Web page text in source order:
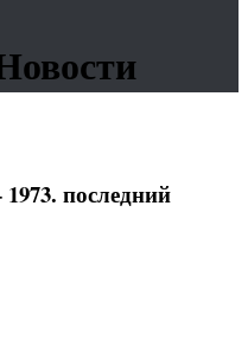
последний